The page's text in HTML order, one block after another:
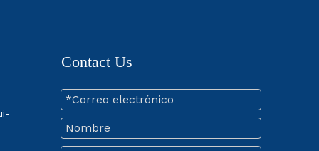
Contact Us